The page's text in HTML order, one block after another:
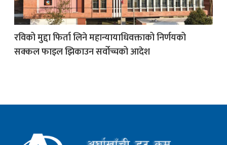
रविको मुद्दा फिर्ता लिने महान्यायाधिवक्ताको निर्णयको
सक्कल फाइल झिकाउन सर्वोच्चको आदेश